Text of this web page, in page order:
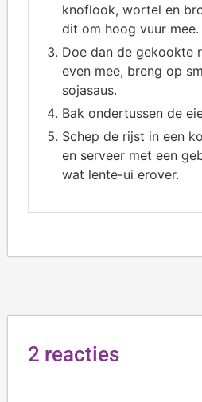
knoflook, wortel en
dit om hoog vuur mee.
Doe dan de gekookte
even mee, breng op
sojasaus.
Bak ondertussen de
Schep de rijst in een
en serveer met een
wat lente-ui erover.
2 reacties